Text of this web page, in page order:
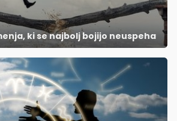
ki se najbolj bojijo neuspeha